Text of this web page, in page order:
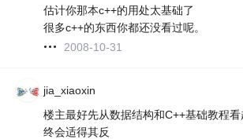
估计你那本c++的用处太基础了
很多c++的东西你都还没看过呢。
2008-10-31
jia_xiaoxin
楼主最好先从数据结构和C++基础教程
终会适得其反